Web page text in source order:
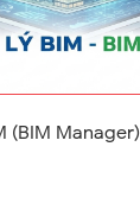
(BIM Manager)